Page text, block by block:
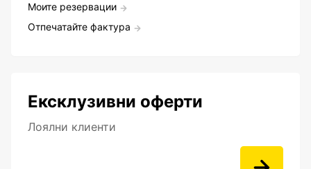
Моите резервации
Отпечатайте фактура
Ексклузивни оферти
Лоялни клиенти